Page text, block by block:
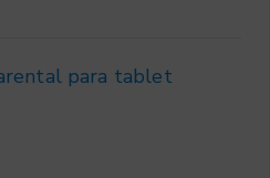
para tablet